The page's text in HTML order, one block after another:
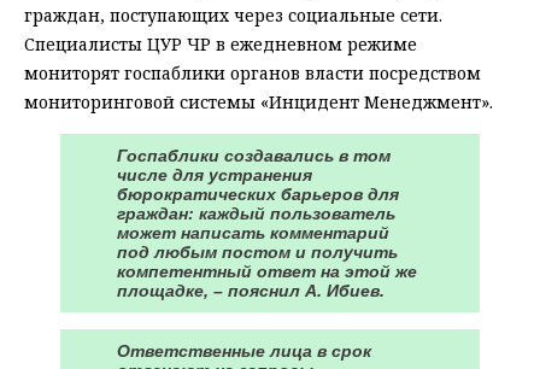
граждан, поступающих через социальные сети.
Специалисты ЦУР ЧР в ежедневном режиме
мониторят госпаблики органов власти посредством
мониторинговой системы «Инцидент Менеджмент».
Госпаблики создавались в том
числе для устранения
бюрократических барьеров для
граждан: каждый пользователь
может написать комментарий
под любым постом и получить
компетентный ответ на этой же
площадке, – пояснил А. Ибиев.
Ответственные лица в срок